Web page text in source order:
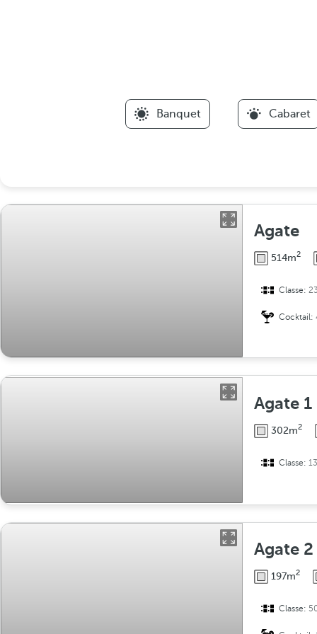
Banquet Cabaret
Agate
514m2
Classe:
Cocktail:
Agate 1
302m2
Classe:
Agate 2
197m2
Classe: